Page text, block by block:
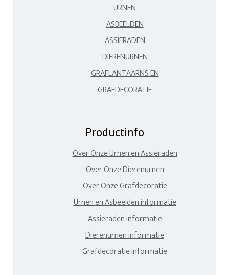
URNEN
ASBEELDEN
ASSIERADEN
DIERENURNEN
GRAFLANTAARNS EN
GRAFDECORATIE
Productinfo
Over Onze Urnen en Assieraden
Over Onze Dierenurnen
Over Onze Grafdecoratie
Urnen en Asbeelden informatie
Assieraden informatie
Dierenurnen informatie
Grafdecoratie informatie